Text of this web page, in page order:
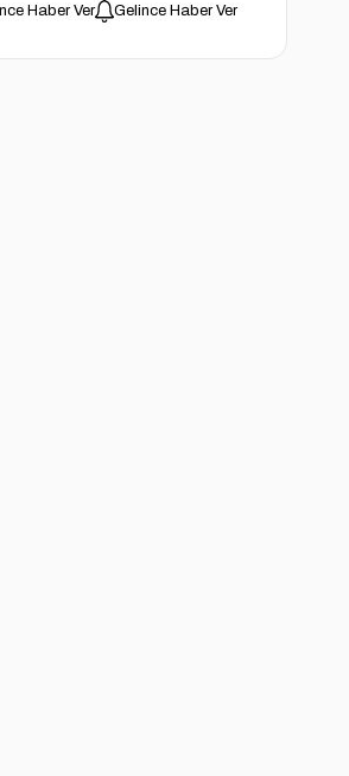
Haber Ver Gelince Haber Ver